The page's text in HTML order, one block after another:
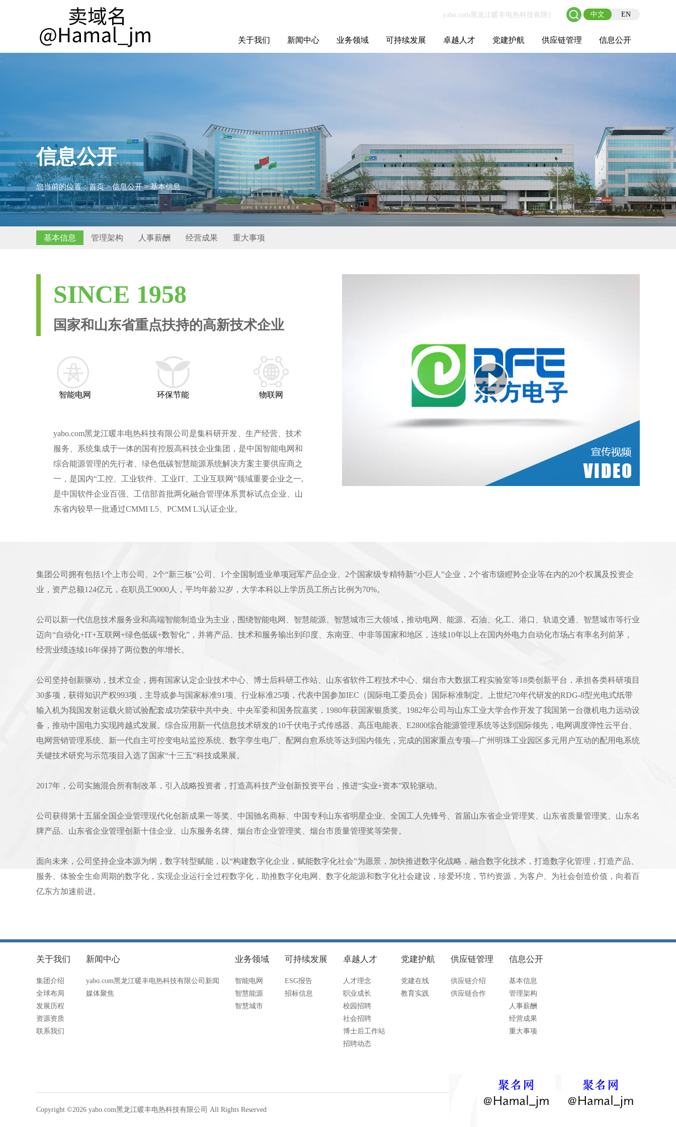
中文 EN
关于我们 新闻中心 业务领域 可持续发展 卓越人才 党建护航 供应链管理 信息公开
信息公开
您当前的位置：首页>信息公开>基本信息
基本信息 管理架构 人事薪酬 经营成果 重大事项
SINCE 1958
国家和山东省重点扶持的高新技术企业
智能电网 环保节能 物联网
yabo.com黑龙江暖丰电热科技有限公司是集科研开发、生产经营、技术
服务、系统集成于一体的国有控股高科技企业集团，是中国智能电网和
综合能源管理的先行者、绿色低碳智慧能源系统解决方案主要供应商之
一，是国内“工控、工业软件、工业IT、工业互联网”领域重要企业之一,
是中国软件企业百强、工信部首批两化融合管理体系贯标试点企业、山
东省内较早一批通过CMMI L5、PCMM L3认证企业。
集团公司拥有包括1个上市公司、2个“新三板”公司、1个全国制造业单项冠军产品企业、2个国家级专精特新“小巨人”企业，2个省市级瞪羚企业等在内的20个权属及投资企
业，资产总额124亿元，在职员工9000人，平均年龄32岁，大学本科以上学历员工所占比例为70%。
公司以新一代信息技术服务业和高端智能制造业为主业，围绕智能电网、智慧能源、智慧城市三大领域，推动电网、能源、石油、化工、港口、轨道交通、智慧城市等行业
迈向“自动化+IT+互联网+绿色低碳+数智化”，并将产品、技术和服务输出到印度、东南亚、中非等国家和地区，连续10年以上在国内外电力自动化市场占有率名列前茅，
经营业绩连续16年保持了两位数的年增长。
公司坚持创新驱动，技术立企，拥有国家认定企业技术中心、博士后科研工作站、山东省软件工程技术中心、烟台市大数据工程实验室等18类创新平台，承担各类科研项目
30多项，获得知识产权993项，主导或参与国家标准91项、行业标准25项，代表中国参加IEC（国际电工委员会）国际标准制定。上世纪70年代研发的RDG-8型光电式纸带
输入机为我国发射运载火箭试验配套成功荣获中共中央、中央军委和国务院嘉奖，1980年获国家银质奖。1982年公司与山东工业大学合作开发了我国第一台微机电力远动设
备，推动中国电力实现跨越式发展。综合应用新一代信息技术研发的10千伏电子式传感器、高压电能表、E2800综合能源管理系统等达到国际领先，电网调度弹性云平台、
电网营销管理系统、新一代自主可控变电站监控系统、数字孪生电厂、配网自愈系统等达到国内领先，完成的国家重点专项—广州明珠工业园区多元用户互动的配用电系统
关键技术研究与示范项目入选了国家“十三五”科技成果展。
2017年，公司实施混合所有制改革，引入战略投资者，打造高科技产业创新投资平台，推进“实业+资本”双轮驱动。
公司获得第十五届全国企业管理现代化创新成果一等奖、中国驰名商标、中国专利山东省明星企业、全国工人先锋号、首届山东省企业管理奖、山东省质量管理奖、山东名
牌产品、山东省企业管理创新十佳企业、山东服务名牌、烟台市企业管理奖、烟台市质量管理奖等荣誉。
面向未来，公司坚持企业本源为纲，数字转型赋能，以“构建数字化企业，赋能数字化社会”为愿景，加快推进数字化战略，融合数字化技术，打造数字化管理，打造产品、
服务、体验全生命周期的数字化，实现企业运行全过程数字化，助推数字化电网、数字化能源和数字化社会建设，珍爱环境，节约资源，为客户、为社会创造价值，向着百
亿东方加速前进。
关于我们
集团介绍
全球布局
发展历程
资源资质
联系我们
新闻中心
yabo.com黑龙江暖丰电热科技有限公司新闻
媒体聚焦
业务领域
智能电网
智慧能源
智慧城市
可持续发展
ESG报告
招标信息
卓越人才
人才理念
职业成长
校园招聘
社会招聘
博士后工作站
招聘动态
党建护航
党建在线
教育实践
供应链管理
供应链介绍
供应链合作
信息公开
基本信息
管理架构
人事薪酬
经营成果
重大事项
Copyright ©2026 yabo.com黑龙江暖丰电热科技有限公司 All Rights Reserved